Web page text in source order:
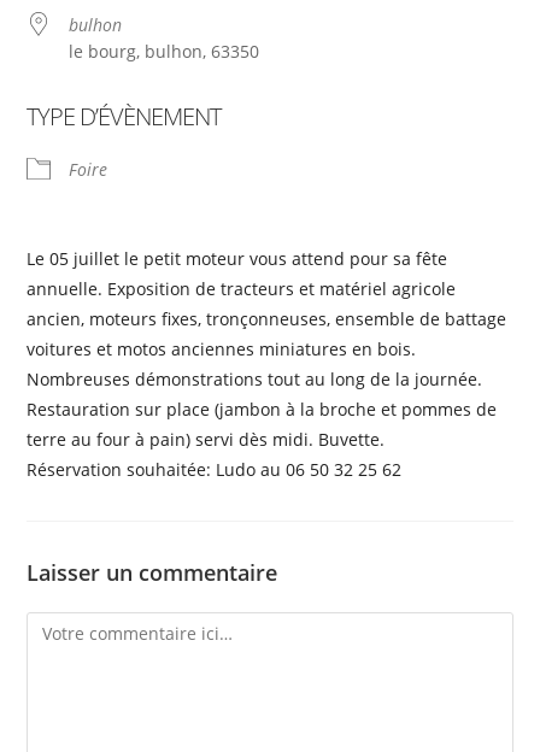
bulhon
le bourg, bulhon, 63350
TYPE D’ÉVÈNEMENT
Foire
Le 05 juillet le petit moteur vous attend pour sa fête
annuelle. Exposition de tracteurs et matériel agricole
ancien, moteurs fixes, tronçonneuses, ensemble de battage
voitures et motos anciennes miniatures en bois.
Nombreuses démonstrations tout au long de la journée.
Restauration sur place (jambon à la broche et pommes de
terre au four à pain) servi dès midi. Buvette.
Réservation souhaitée: Ludo au 06 50 32 25 62
Laisser un commentaire